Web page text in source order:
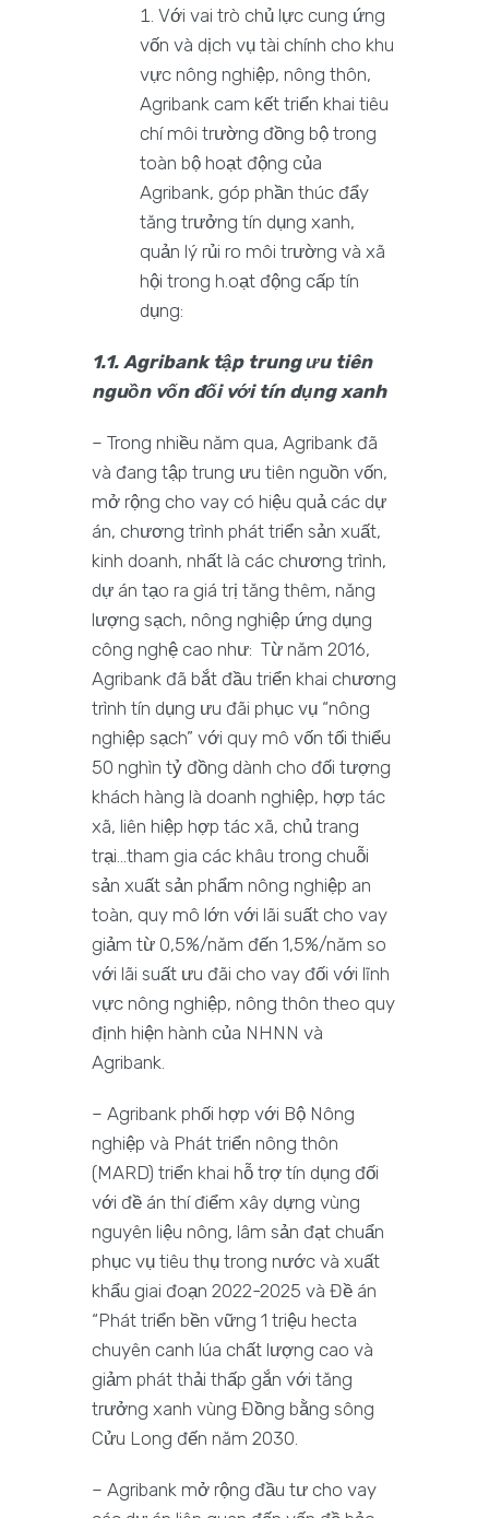
Với vai trò chủ lực cung ứng
vốn và dịch vụ tài chính cho khu
vực nông nghiệp, nông thôn,
Agribank cam kết triển khai tiêu
chí môi trường đồng bộ trong
toàn bộ hoạt động của
Agribank, góp phần thúc đẩy
tăng trưởng tín dụng xanh,
quản lý rủi ro môi trường và xã
hội trong h.oạt động cấp tín
dụng:
1.1. Agribank tập trung ưu tiên
nguồn vốn đối với tín dụng xanh
– Trong nhiều năm qua, Agribank đã
và đang tập trung ưu tiên nguồn vốn,
mở rộng cho vay có hiệu quả các dự
án, chương trình phát triển sản xuất,
kinh doanh, nhất là các chương trình,
dự án tạo ra giá trị tăng thêm, năng
lượng sạch, nông nghiệp ứng dụng
công nghệ cao như: Từ năm 2016,
Agribank đã bắt đầu triển khai chương
trình tín dụng ưu đãi phục vụ “nông
nghiệp sạch” với quy mô vốn tối thiểu
50 nghìn tỷ đồng dành cho đối tượng
khách hàng là doanh nghiệp, hợp tác
xã, liên hiệp hợp tác xã, chủ trang
trại…tham gia các khâu trong chuỗi
sản xuất sản phẩm nông nghiệp an
toàn, quy mô lớn với lãi suất cho vay
giảm từ 0,5%/năm đến 1,5%/năm so
với lãi suất ưu đãi cho vay đối với lĩnh
vực nông nghiệp, nông thôn theo quy
định hiện hành của NHNN và
Agribank.
– Agribank phối hợp với Bộ Nông
nghiệp và Phát triển nông thôn
(MARD) triển khai hỗ trợ tín dụng đối
với đề án thí điểm xây dựng vùng
nguyên liệu nông, lâm sản đạt chuẩn
phục vụ tiêu thụ trong nước và xuất
khẩu giai đoạn 2022-2025 và Đề án
“Phát triển bền vững 1 triệu hecta
chuyên canh lúa chất lượng cao và
giảm phát thải thấp gắn với tăng
trưởng xanh vùng Đồng bằng sông
Cửu Long đến năm 2030.
– Agribank mở rộng đầu tư cho vay